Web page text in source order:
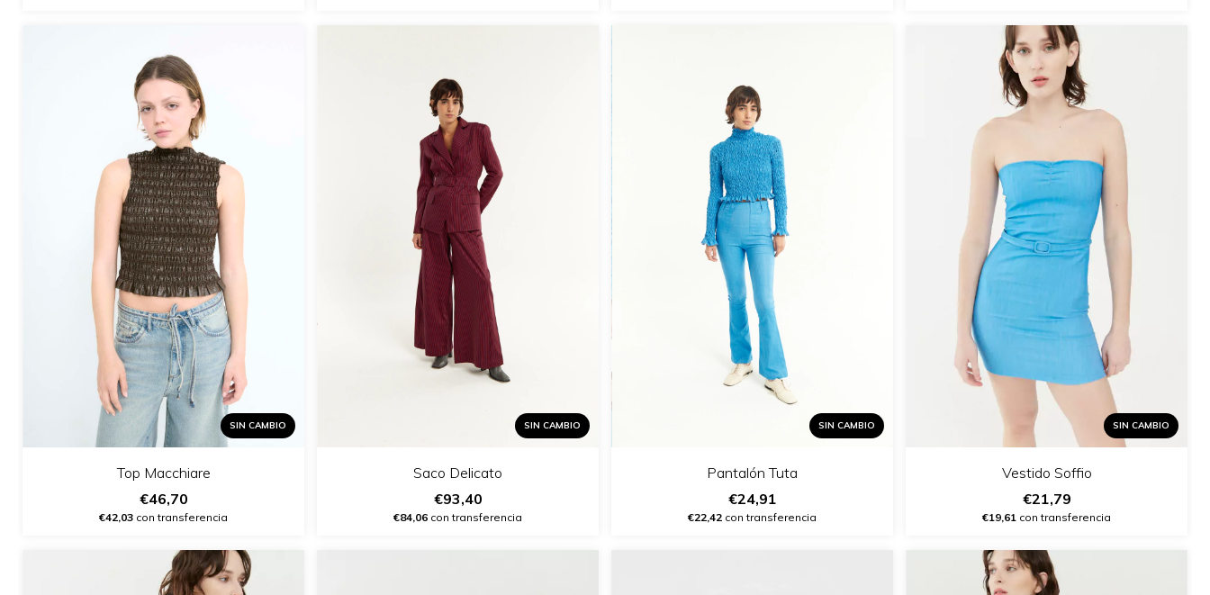
SIN CAMBIO
Top Macchiare
€46,70
€42,03 con transferencia
SIN CAMBIO
Saco Delicato
€93,40
€84,06 con transferencia
SIN CAMBIO
Pantalón Tuta
€24,91
€22,42 con transferencia
SIN CAMBIO
Vestido Soffio
€21,79
€19,61 con transferencia